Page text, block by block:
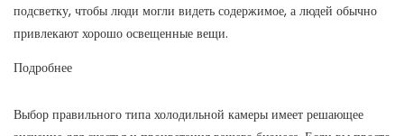
подсветку, чтобы люди могли видеть содержимое, а людей обычно
привлекают хорошо освещенные вещи.
Подробнее
Выбор правильного типа холодильной камеры имеет решающее